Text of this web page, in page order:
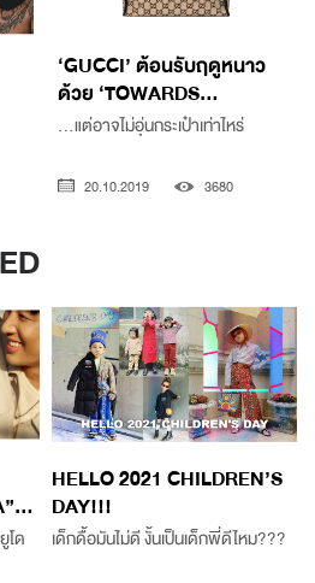
‘GUCCI’ ต้อนรับฤดูหนาว
ด้วย ‘TOWARDS...
...แต่อาจไม่อุ่นกระเป๋าเท่าไหร่
20.10.2019 3680
โด
HELLO 2021 CHILDREN’S
DAY!!!
เด็กดื้อมันไม่ดี งั้นเป็นเด็กพี่ดีไหม???